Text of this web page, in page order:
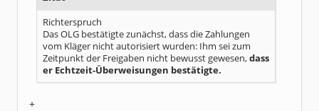
Richterspruch
Das OLG bestätigte zunächst, dass die Zahlungen
vom Kläger nicht autorisiert wurden: Ihm sei zum
Zeitpunkt der Freigaben nicht bewusst gewesen,dass
er Echtzeit-Überweisungen bestätigte.
+